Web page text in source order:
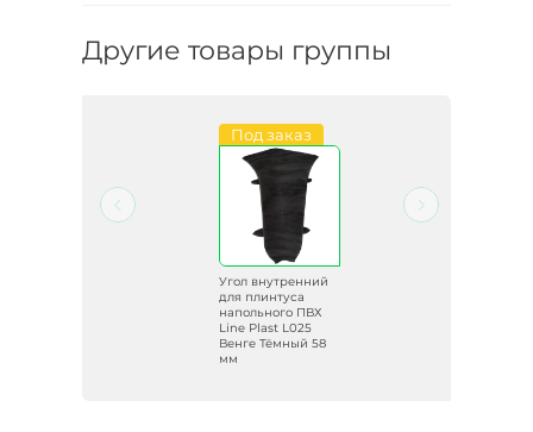
Другие товары группы
Под заказ
Угол внутренний
для плинтуса
напольного ПВХ
Line Plast L025
Венге Тёмный 58
мм